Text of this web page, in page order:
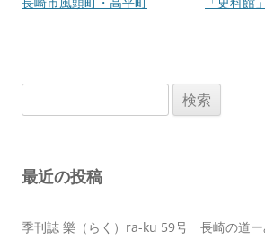
ン
索:
最近の投稿
季刊誌 樂（らく）ra-ku 59号 長崎の道